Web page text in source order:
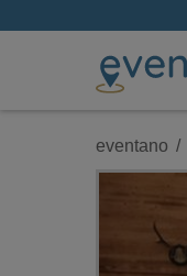
eventano